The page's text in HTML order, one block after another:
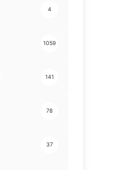
4
1059
141
78
37